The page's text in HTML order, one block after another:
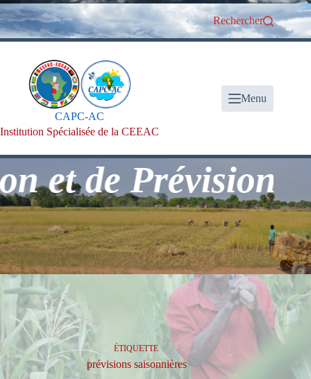
Passer
au
contenu
Rechercher
CAPC-AC
Institution Spécialisée de la CEEAC
Menu
de Prévision
ÉTIQUETTE
prévisions saisonnières